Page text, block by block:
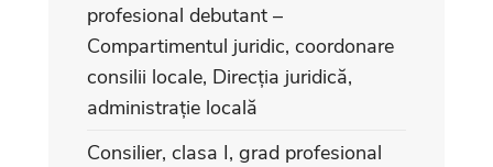
profesional debutant –
Compartimentul juridic, coordonare
consilii locale, Direcția juridică,
administrație locală
Consilier, clasa I, grad profesional